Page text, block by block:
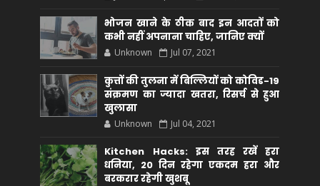
भोजन खाने के ठीक बाद इन आदतों को
कभी नहीं अपनाना चाहिए, जानिए क्यों
Unknown Jul 07, 2021
कुत्तों की तुलना में बिल्लियों को कोविड-19
संक्रमण का ज्यादा खतरा, रिसर्च से हुआ
खुलासा
Unknown Jul 04, 2021
Kitchen Hacks: इस तरह रखें हरा
धनिया, 20 दिन रहेगा एकदम हरा और
बरकरार रहेगी खुशबू